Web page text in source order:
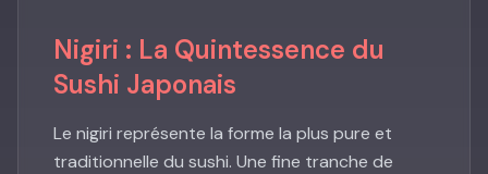
Nigiri : La Quintessence du
Sushi Japonais
Le nigiri représente la forme la plus pure et
traditionnelle du sushi. Une fine tranche de